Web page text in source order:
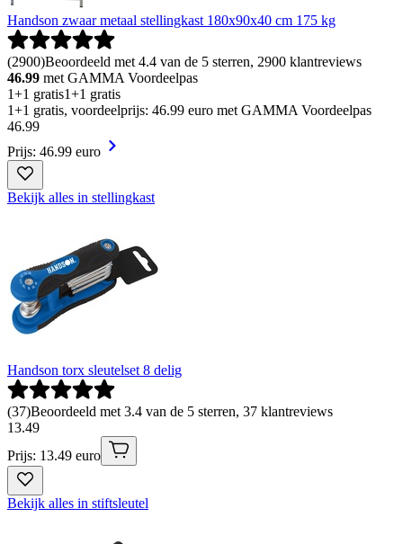
Handson zwaar metaal stellingkast 180x90x40 cm 175 kg
(2900)Beoordeeld met 4.4 van de 5 sterren, 2900 klantreviews
46.99 met GAMMA Voordeelpas
1+1 gratis1+1 gratis
1+1 gratis, voordeelprijs: 46.99 euro met GAMMA Voordeelpas
46.99
Prijs: 46.99 euro
Bekijk alles in stellingkast
Handson torx sleutelset 8 delig
(37)Beoordeeld met 3.4 van de 5 sterren, 37 klantreviews
13.49
Prijs: 13.49 euro
Bekijk alles in stiftsleutel